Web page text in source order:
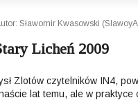
Sławomir Kwasowski
Licheń 2009
Zlotów czytelników IN4,
lat temu, ale w praktyce